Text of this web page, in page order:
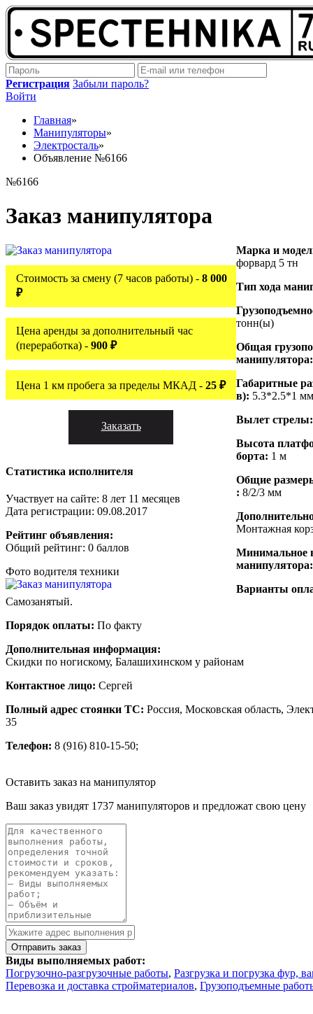
Регистрация Забыли пароль?
Войти
Главная»
Манипуляторы»
Электросталь»
Объявление №6166
№6166
Заказ манипулятора
Стоимость за смену (7 часов работы) - 8 000
₽
Цена аренды за дополнительный час
(переработка) - 900 ₽
Цена 1 км пробега за пределы МКАД - 25 ₽
Заказать
Статистика исполнителя
Участвует на сайте: 8 лет 11 месяцев
Дата регистрации: 09.08.2017
Рейтинг объявления:
Общий рейтинг: 0 баллов
Фото водителя техники
Марка и
форвард 5 тн
Тип хода
тонн(ы)
Общая
Габаритные
в): 5.3*2.5*1 мм
Вылет
Высота
борта: 1 м
Общие
: 8/2/3 мм
Монтажная
Минимальное
Варианты
Самозанятый.
Порядок оплаты: По факту
Дополнительная информация:
Скидки по ногискому, Балашихинском у районам
Контактное лицо: Сергей
Полный адрес стоянки ТС: Россия, Московская область,
35
Телефон: 8 (916) 810-15-50;
Оставить заказ на манипулятор
Ваш заказ увидят 1737 манипуляторов и предложат свою цену
Виды выполняемых работ:
Погрузочно-разгрузочные работы, Разгрузка и погрузка фур,
Перевозка и доставка стройматериалов, Грузоподъемные